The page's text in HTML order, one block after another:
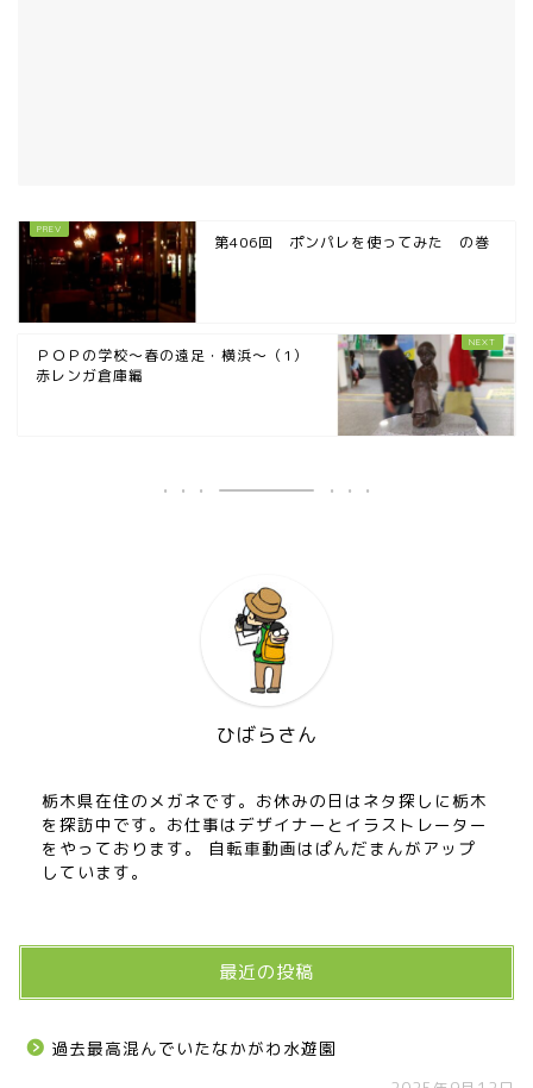
第406回 ポンパレを使ってみた の巻
ＰＯＰの学校〜春の遠足・横浜〜（1）
赤レンガ倉庫編
ひばらさん
栃木県在住のメガネです。お休みの日はネタ探しに栃木
を探訪中です。お仕事はデザイナーとイラストレーター
をやっております。 自転車動画はぱんだまんがアップ
しています。
最近の投稿
過去最高混んでいたなかがわ水遊園